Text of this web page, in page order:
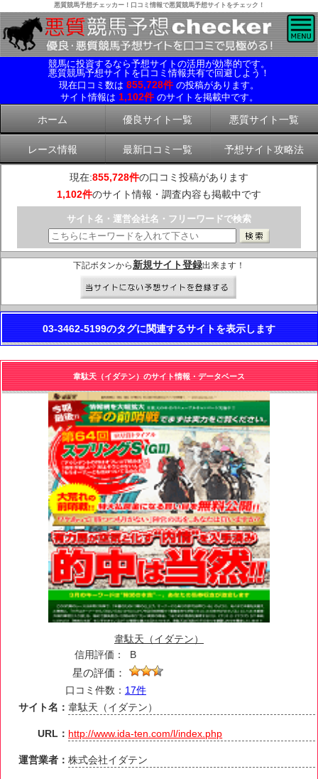
悪質競馬予想チェッカー！口コミ情報で悪質競馬予想サイトをチェック！
競馬に投資するなら予想サイトの活用が効率的です。
悪質競馬予想サイトを口コミ情報共有で回避しよう！
現在口コミ数は 855,728件 の投稿があります。
サイト情報は 1,102件 のサイトを掲載中です。
ホーム 優良サイト一覧 悪質サイト一覧
レース情報 最新口コミ一覧 予想サイト攻略法
現在:855,728件の口コミ投稿があります
1,102件のサイト情報・調査内容も掲載中です
サイト名・運営会社名・フリーワードで検索
下記ボタンから 新規サイト登録出来ます！
03-3462-5199のタグに関連するサイトを表示します
韋駄天（イダテン）のサイト情報・データベース
韋駄天（イダテン）
信用評価：
B
星の評価：
口コミ件数： 17件
サイト名：韋駄天（イダテン）
URL： http://www.ida-ten.com/l/index.php
運営業者：株式会社イダテン